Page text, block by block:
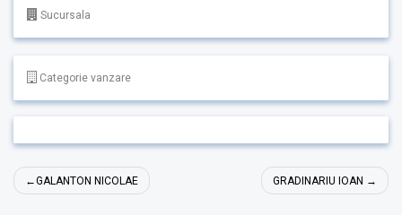
Sucursala
Categorie vanzare
Navigare
în
GALANTON NICOLAE GRADINARIU IOAN